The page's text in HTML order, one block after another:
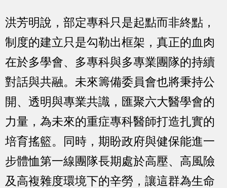
洪芳明說，部定專科只是起點而非終點，
制度的建立只是勾勒出框架，真正的血肉
在於多學會、多專科與多專業團隊的持續
對話與共融。未來籌備委員會也將秉持公
開、透明與專業共識，匯聚六大醫學會的
力量，為未來的重症專科醫師打造扎實的
培育搖籃。同時，期盼政府與健保能進一
步體恤第一線團隊長期處於高壓、高風險
及高複雜度環境下的辛勞，讓這群為生命